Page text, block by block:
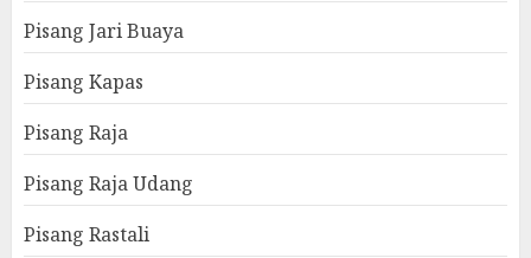
Pisang Jari Buaya
Pisang Kapas
Pisang Raja
Pisang Raja Udang
Pisang Rastali